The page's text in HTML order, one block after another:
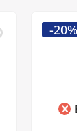
-20%